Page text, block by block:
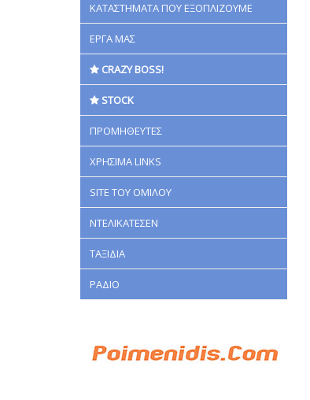
ΚΑΤΑΣΤΗΜΑΤΑ ΠΟΥ ΕΞΟΠΛΙΖΟΥΜΕ
ΕΡΓΑ ΜΑΣ
CRAZY BOSS!
STOCK
ΠΡΟΜΗΘΕΥΤΕΣ
ΧΡΗΣΙΜΑ LINKS
SITE ΤΟΥ ΟΜΙΛΟΥ
ΝΤΕΛΙΚΑΤΕΣΕΝ
ΤΑΞΙΔΙΑ
ΡΑΔΙΟ